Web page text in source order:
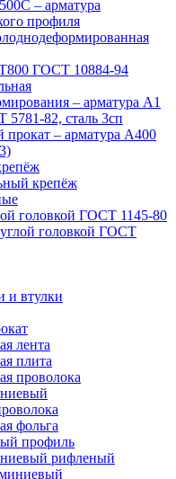
– арматура
профиля
ГОСТ 10884-94
– арматура А1
82, сталь 3сп
– арматура А400
крепёж
головкой ГОСТ 1145-80
головкой ГОСТ
и втулки
лента
плита
проволока
фольга
профиль
рифленый